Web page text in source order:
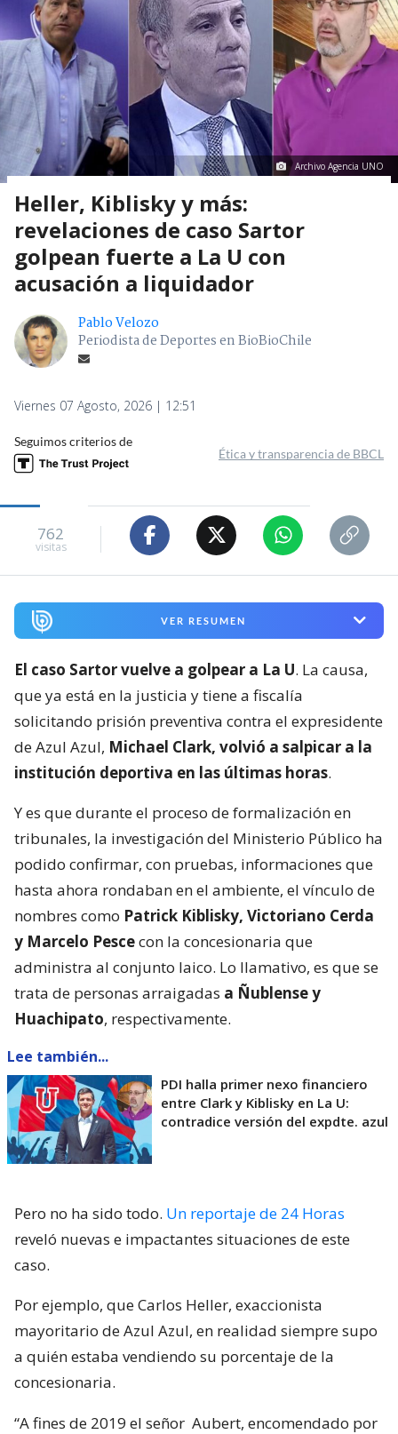
Archivo Agencia UNO
Heller, Kiblisky y más:
revelaciones de caso Sartor
golpean fuerte a La U con
acusación a liquidador
Pablo Velozo
Periodista de Deportes en BioBioChile
Viernes 07 Agosto, 2026 | 12:51
Seguimos criterios de
Ética y transparencia de BBCL
762
visitas
VER RESUMEN
El caso Sartor vuelve a golpear a La U. La causa,
que ya está en la justicia y tiene a fiscalía
solicitando prisión preventiva contra el expresidente
de Azul Azul, Michael Clark, volvió a salpicar a la
institución deportiva en las últimas horas.
Y es que durante el proceso de formalización en
tribunales, la investigación del Ministerio Público ha
podido confirmar, con pruebas, informaciones que
hasta ahora rondaban en el ambiente, el vínculo de
nombres como Patrick Kiblisky, Victoriano Cerda
y Marcelo Pescecon la concesionaria que
administra al conjunto laico. Lo llamativo, es que se
trata de personas arraigadas a Ñublense y
Huachipato, respectivamente.
Lee también...
PDI halla primer nexo financiero
entre Clark y Kiblisky en La U:
contradice versión del expdte. azul
Pero no ha sido todo. Un reportaje de 24 Horas
reveló nuevas e impactantes situaciones de este
caso.
Por ejemplo, que Carlos Heller, exaccionista
mayoritario de Azul Azul, en realidad siempre supo
a quién estaba vendiendo su porcentaje de la
concesionaria.
“A fines de 2019 el señor Aubert, encomendado por